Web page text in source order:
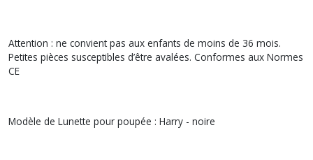
Attention : ne convient pas aux enfants de moins de 36 mois.
Petites pièces susceptibles d’être avalées. Conformes aux Normes
CE
Modèle de Lunette pour poupée : Harry - noire